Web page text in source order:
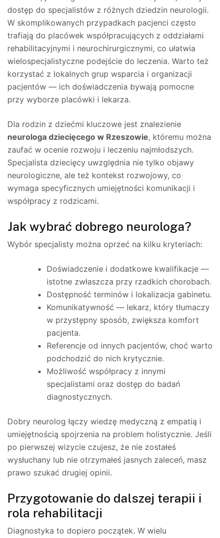
dostęp do specjalistów z różnych dziedzin neurologii.
W skomplikowanych przypadkach pacjenci często
trafiają do placówek współpracujących z oddziałami
rehabilitacyjnymi i neurochirurgicznymi, co ułatwia
wielospecjalistyczne podejście do leczenia. Warto też
korzystać z lokalnych grup wsparcia i organizacji
pacjentów — ich doświadczenia bywają pomocne
przy wyborze placówki i lekarza.
Dla rodzin z dziećmi kluczowe jest znalezienie
neurologa dziecięcego w Rzeszowie, któremu można
zaufać w ocenie rozwoju i leczeniu najmłodszych.
Specjalista dziecięcy uwzględnia nie tylko objawy
neurologiczne, ale też kontekst rozwojowy, co
wymaga specyficznych umiejętności komunikacji i
współpracy z rodzicami.
Jak wybrać dobrego neurologa?
Wybór specjalisty można oprzeć na kilku kryteriach:
Doświadczenie i dodatkowe kwalifikacje —
istotne zwłaszcza przy rzadkich chorobach.
Dostępność terminów i lokalizacja gabinetu.
Komunikatywność — lekarz, który tłumaczy
w przystępny sposób, zwiększa komfort
pacjenta.
Referencje od innych pacjentów, choć warto
podchodzić do nich krytycznie.
Możliwość współpracy z innymi
specjalistami oraz dostęp do badań
diagnostycznych.
Dobry neurolog łączy wiedzę medyczną z empatią i
umiejętnością spojrzenia na problem holistycznie. Jeśli
po pierwszej wizycie czujesz, że nie zostałeś
wysłuchany lub nie otrzymałeś jasnych zaleceń, masz
prawo szukać drugiej opinii.
Przygotowanie do dalszej terapii i
rola rehabilitacji
Diagnostyka to dopiero początek. W wielu